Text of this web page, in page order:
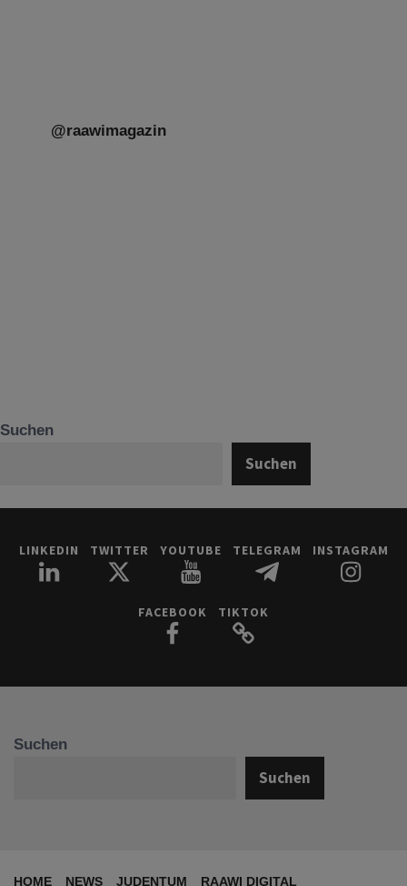
@raawimagazin
Suchen
Suchen
LINKEDIN TWITTER YOUTUBE TELEGRAM INSTAGRAM
FACEBOOK TIKTOK
Suchen
Suchen
HOME NEWS JUDENTUM RAAWI DIGITAL